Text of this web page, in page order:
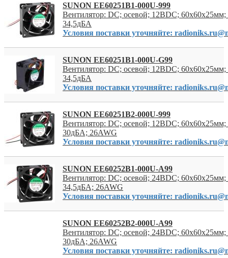
SUNON EE60251B1-000U-999
Вентилятор: DC; осевой; 12ВDC; 60x60x25мм;
34,5дБА
Условия поставки уточняйте:
SUNON EE60251B1-000U-G99
Вентилятор: DC; осевой; 12ВDC; 60x60x25мм;
34,5дБА
Условия поставки уточняйте:
SUNON EE60251B2-000U-999
Вентилятор: DC; осевой; 12ВDC; 60x60x25мм;
30дБА; 26AWG
Условия поставки уточняйте:
SUNON EE60252B1-000U-A99
Вентилятор: DC; осевой; 24ВDC; 60x60x25мм;
34,5дБА; 26AWG
Условия поставки уточняйте:
SUNON EE60252B2-000U-A99
Вентилятор: DC; осевой; 24ВDC; 60x60x25мм;
30дБА; 26AWG
Условия поставки уточняйте: